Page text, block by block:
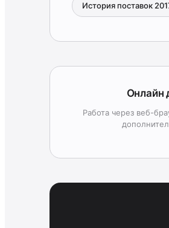
История поставок
Онлайн
Работа через веб-